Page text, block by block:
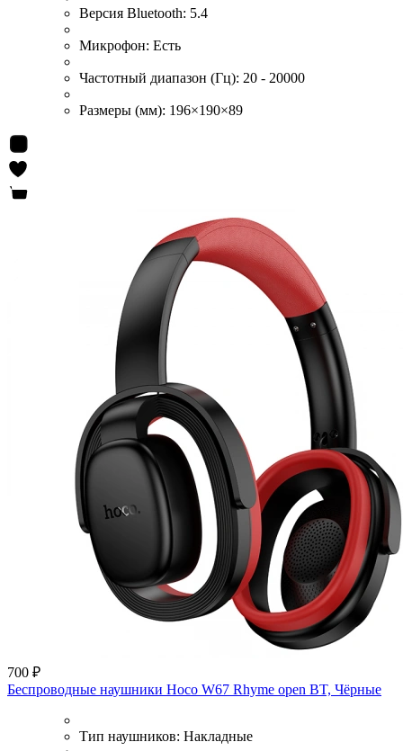
Версия Bluetooth: 5.4
Микрофон: Есть
Частотный диапазон (Гц): 20 - 20000
Размеры (мм): 196×190×89
700 ₽
Беспроводные наушники Hoco W67 Rhyme open BT, Чёрные
Тип наушников: Накладные